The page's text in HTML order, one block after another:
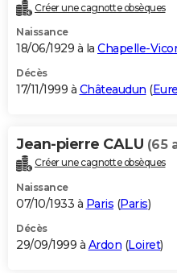
Créer une cagnotte obsèques
Naissance
18/06/1929 à la Chapelle-
Décès
17/11/1999 à Châteaudun (
Jean-pierre CALU (65
Créer une cagnotte obsèques
Naissance
07/10/1933 à Paris (Paris)
Décès
29/09/1999 à Ardon (Loiret)